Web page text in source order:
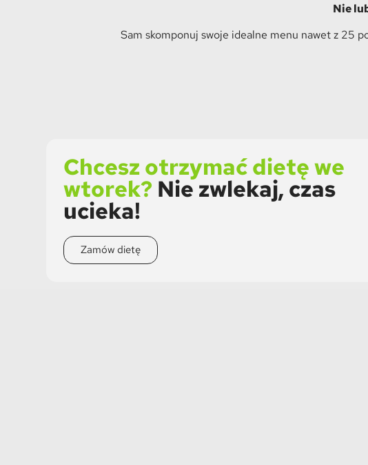
Nie
Sam skomponuj swoje idealne menu nawet z 25
Chcesz otrzymać dietę we
wtorek? Nie zwlekaj, czas
ucieka!
Zamów dietę